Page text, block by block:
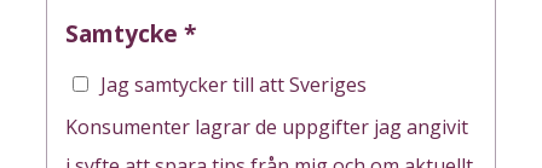
Samtycke *
Jag samtycker till att Sveriges
Konsumenter lagrar de uppgifter jag angivit